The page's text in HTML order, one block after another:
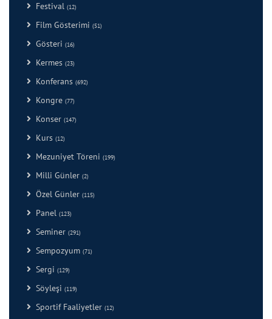
Festival (12)
Film Gösterimi (51)
Gösteri (16)
Kermes (23)
Konferans (692)
Kongre (77)
Konser (147)
Kurs (12)
Mezuniyet Töreni (199)
Milli Günler (2)
Özel Günler (115)
Panel (123)
Seminer (291)
Sempozyum (71)
Sergi (129)
Söyleşi (119)
Sportif Faaliyetler (12)